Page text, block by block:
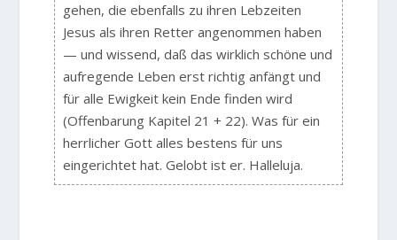
gehen, die ebenfalls zu ihren Lebzeiten
Jesus als ihren Retter angenommen haben
— und wissend, daß das wirklich schöne und
aufregende Leben erst richtig anfängt und
für alle Ewigkeit kein Ende finden wird
(Offenbarung Kapitel 21 + 22). Was für ein
herrlicher Gott alles bestens für uns
eingerichtet hat. Gelobt ist er. Halleluja.